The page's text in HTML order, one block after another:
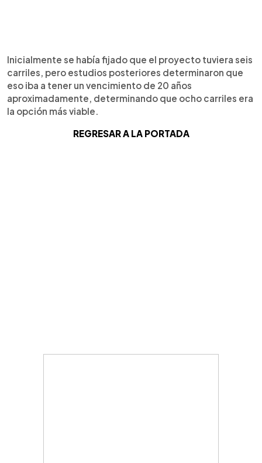
Inicialmente se había fijado que el proyecto tuviera seis
carriles, pero estudios posteriores determinaron que
eso iba a tener un vencimiento de 20 años
aproximadamente, determinando que ocho carriles era
la opción más viable.
REGRESAR A LA PORTADA